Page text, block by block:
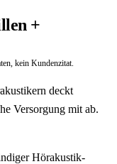
+
kein Kundenzitat.
deckt
Versorgung mit ab.
Hörakustik-